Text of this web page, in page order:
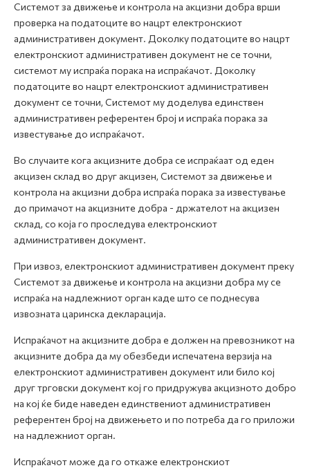
Системот за движење и контрола на акцизни добра врши
проверка на податоците во нацрт електронскиот
административен документ. Доколку податоците во нацрт
електронскиот административен документ не се точни,
системот му испраќа порака на испраќачот. Доколку
податоците во нацрт електронскиот административен
документ се точни, Системот му доделува единствен
административен референтен број и испраќа порака за
известување до испраќачот.
Во случаите кога акцизните добра се испраќаат од еден
акцизен склад во друг акцизен, Системот за движење и
контрола на акцизни добра испраќа порака за известување
до примачот на акцизните добра - држателот на акцизен
склад, со која го проследува електронскиот
административен документ.
При извоз, електронскиот административен документ преку
Системот за движење и контрола на акцизни добра му се
испраќа на надлежниот орган каде што се поднесува
извозната царинска декларација.
Испраќачот на акцизните добра е должен на превозникот на
акцизните добра да му обезбеди испечатена верзија на
електронскиот административен документ или било кој
друг трговски документ кој го придружува акцизното добро
на кој ќе биде наведен единствениот административен
референтен број на движењето и по потреба да го приложи
на надлежниот орган.
Испраќачот може да го откаже електронскиот